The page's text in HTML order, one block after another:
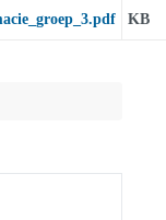
KB